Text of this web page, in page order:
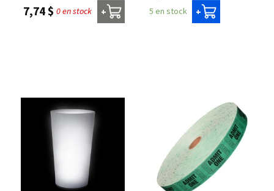
7,74 $ 0 en stock + 5 en stock +